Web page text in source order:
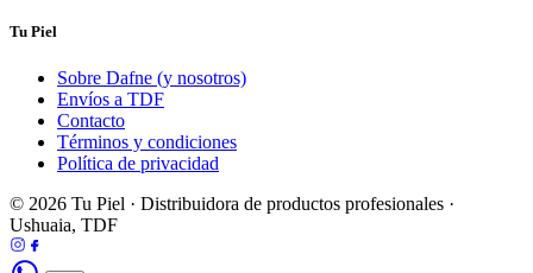
Tu Piel
Sobre Dafne (y nosotros)
Envíos a TDF
Contacto
Términos y condiciones
Política de privacidad
© 2026 Tu Piel · Distribuidora de productos profesionales ·
Ushuaia, TDF